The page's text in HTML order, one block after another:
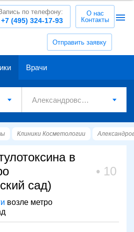
Отправить заявку
+7 (495) 324-17-93
по телефону:
О нас
Контакты
Врачи
Клиники Косметологии
в
сад)
10
возле метро